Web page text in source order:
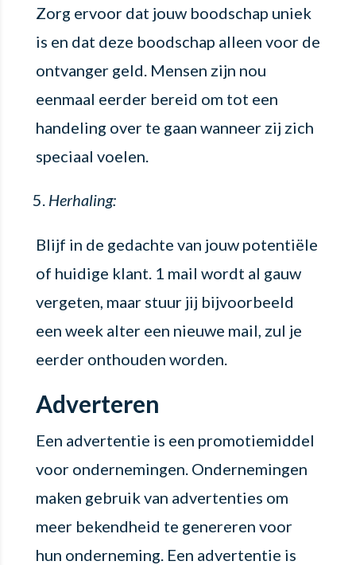
Zorg ervoor dat jouw boodschap uniek
is en dat deze boodschap alleen voor de
ontvanger geld. Mensen zijn nou
eenmaal eerder bereid om tot een
handeling over te gaan wanneer zij zich
speciaal voelen.
Herhaling:
Blijf in de gedachte van jouw potentiële
of huidige klant. 1 mail wordt al gauw
vergeten, maar stuur jij bijvoorbeeld
een week alter een nieuwe mail, zul je
eerder onthouden worden.
Adverteren
Een advertentie is een promotiemiddel
voor ondernemingen. Ondernemingen
maken gebruik van advertenties om
meer bekendheid te genereren voor
hun onderneming. Een advertentie is